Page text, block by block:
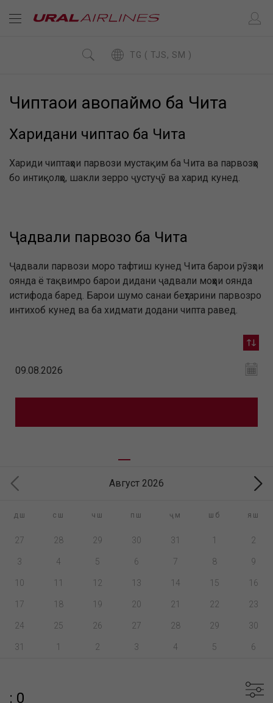
TG ( TJS, SM )
Чиптаҳои ҳавопаймо ба Чита
Харидани чиптаҳо ба Чита
Хариди чиптаҳои парвози мустақим ба Чита ва парвозҳо
бо интиқолҳо, шакли зерро ҷустуҷӯ ва харид кунед.
Ҷадвали парвозҳо ба Чита
Ҷадвали парвози моро тафтиш кунед Чита барои рӯзҳои
оянда ё тақвимро барои дидани ҷадвали моҳҳои оянда
истифода баред. Барои шумо санаи беҳтарини парвозро
интихоб кунед ва ба хидмати додани чипта равед.
Август 2026
дш сш чш пш ҷм шб яш
27 28 29 30 31 1 2
3 4 5 6 7 8 9
10 11 12 13 14 15 16
17 18 19 20 21 22 23
24 25 26 27 28 29 30
31 1 2 3 4 5 6
: 0